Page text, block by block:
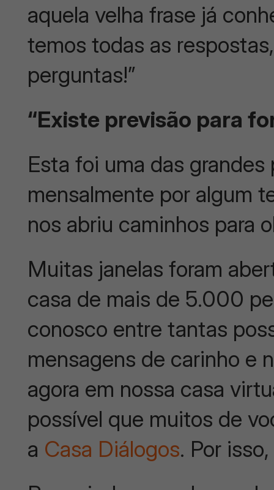
aquela velha frase já
temos todas as
perguntas!”
“Existe previsão para
Esta foi uma das
mensalmente por algum
nos abriu caminhos para
Muitas janelas foram
casa de mais de 5.000
conosco entre tantas
mensagens de carinho e
agora em nossa casa
possível que muitos de
a Casa Diálogos. Por